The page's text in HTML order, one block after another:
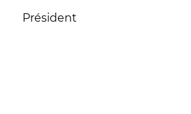
Président